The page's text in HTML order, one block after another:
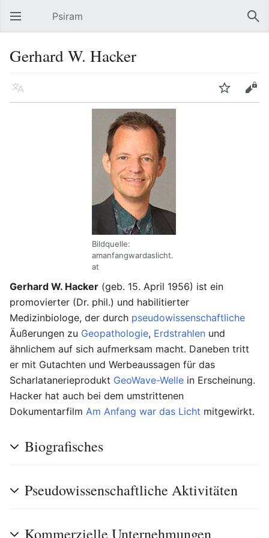
Hauptmenü öffnen Psiram
Gerhard W. Hacker
Sprache Beobachten Bearbeiten
Bildquelle:
amanfangwardaslicht.
at
Gerhard W. Hacker (geb. 15. April 1956) ist ein
promovierter (Dr. phil.) und habilitierter
Medizinbiologe, der durch pseudowissenschaftliche
Äußerungen zu Geopathologie, Erdstrahlen und
ähnlichem auf sich aufmerksam macht. Daneben tritt
er mit Gutachten und Werbeaussagen für das
Scharlatanerieprodukt GeoWave-Welle in Erscheinung.
Hacker hat auch bei dem umstrittenen
Dokumentarfilm Am Anfang war das Licht mitgewirkt.
Biografisches
Pseudowissenschaftliche Aktivitäten
Kommerzielle Unternehmungen